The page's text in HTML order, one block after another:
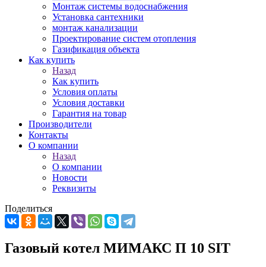
Монтаж системы водоснабжения
Установка сантехники
монтаж канализации
Проектирование систем отопления
Газификация объекта
Как купить
Назад
Как купить
Условия оплаты
Условия доставки
Гарантия на товар
Производители
Контакты
О компании
Назад
О компании
Новости
Реквизиты
Поделиться
Газовый котел МИМАКС П 10 SIT